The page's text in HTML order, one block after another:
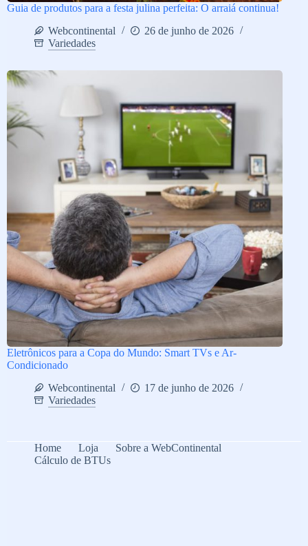
Guia de produtos para a festa julina perfeita: O arraiá continua!
Webcontinental
26 de junho de 2026
Variedades
Eletrônicos para a Copa do Mundo: Smart TVs e Ar-
Condicionado
Webcontinental
17 de junho de 2026
Variedades
Home Loja
Sobre a WebContinental
Cálculo de BTUs